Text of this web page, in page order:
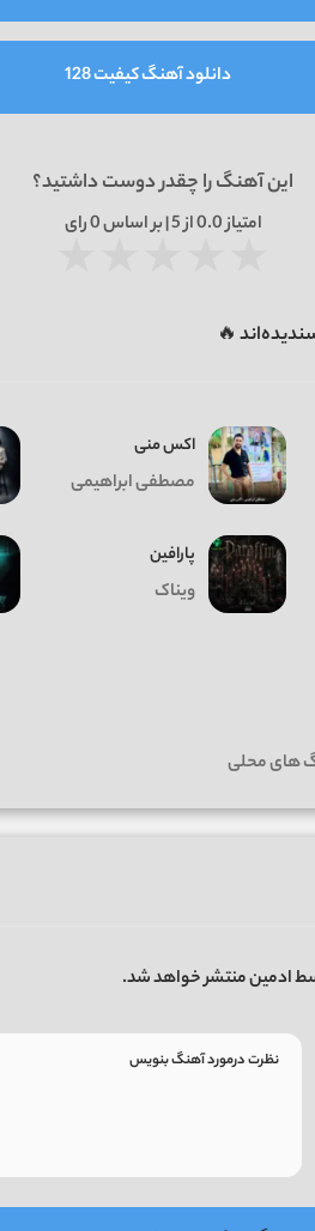
دانلود آهنگ کیفیت 128
این آهنگ را چقدر دوست داشتید؟
امتیاز0.0از 5 | بر اساس 0رای
🔥
اکس منی
مصطفی ابراهیمی
پارافین
ویناک
های محلی
ادمین منتشر خواهد شد.